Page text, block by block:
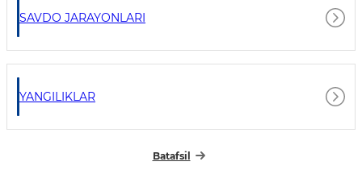
SAVDO JARAYONLARI
YANGILIKLAR
Batafsil